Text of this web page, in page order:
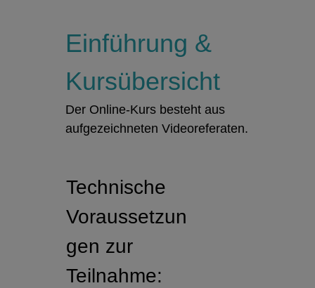
Einführung &
Kursübersicht
Der Online-Kurs besteht aus
aufgezeichneten Videoreferaten.
Technische
Voraussetzun
gen zur
Teilnahme: